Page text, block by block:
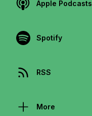
Apple Podcasts
Spotify
RSS
More